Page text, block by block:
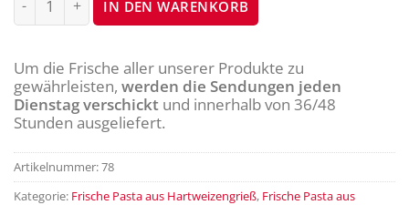
IN DEN WARENKORB
Um die Frische aller unserer Produkte zu
gewährleisten, werden die Sendungen jeden
Dienstag verschickt und innerhalb von 36/48
Stunden ausgeliefert.
Artikelnummer:78
Kategorie: Frische Pasta aus Hartweizengrieß, Frische Pasta aus